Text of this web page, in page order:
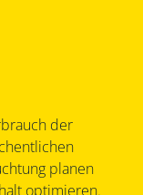
der
planen
optimieren.